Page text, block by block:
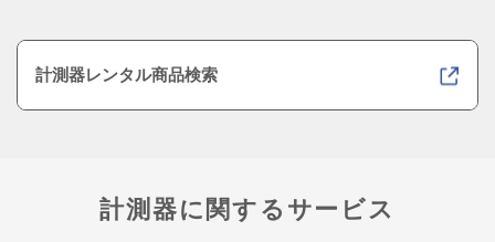
計測器レンタル商品検索
計測器に関するサービス